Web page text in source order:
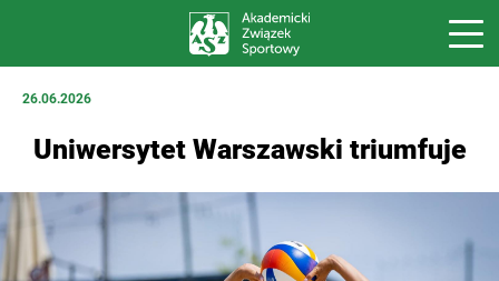
26.06.2026
Uniwersytet Warszawski triumfuje